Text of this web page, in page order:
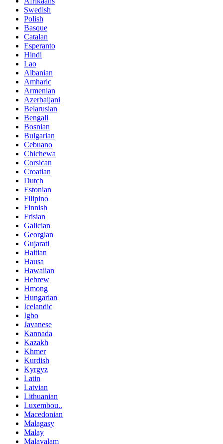
Swedish
Polish
Basque
Catalan
Esperanto
Hindi
Lao
Albanian
Amharic
Armenian
Azerbaijani
Belarusian
Bengali
Bosnian
Bulgarian
Cebuano
Chichewa
Corsican
Croatian
Dutch
Estonian
Filipino
Finnish
Frisian
Galician
Georgian
Gujarati
Haitian
Hausa
Hawaiian
Hebrew
Hmong
Hungarian
Icelandic
Igbo
Javanese
Kannada
Kazakh
Khmer
Kurdish
Kyrgyz
Latin
Latvian
Lithuanian
Luxembou..
Macedonian
Malagasy
Malay
Malayalam